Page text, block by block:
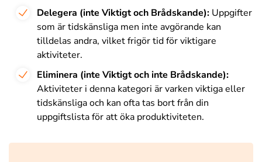
Delegera (inte Viktigt och Brådskande): Uppgifter
som är tidskänsliga men inte avgörande kan
tilldelas andra, vilket frigör tid för viktigare
aktiviteter.
Eliminera (inte Viktigt och inte Brådskande):
Aktiviteter i denna kategori är varken viktiga eller
tidskänsliga och kan ofta tas bort från din
uppgiftslista för att öka produktiviteten.